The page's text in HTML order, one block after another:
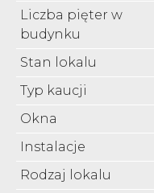
Liczba pięter w
budynku
Stan lokalu
Typ kaucji
Okna
Instalacje
Rodzaj lokalu